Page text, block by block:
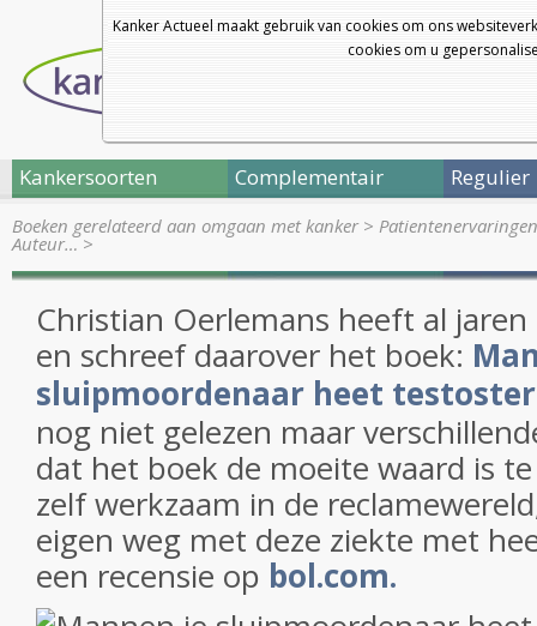
Kanker Actueel maakt gebruik van cookies om ons
cookies om u
Kankersoorten Complementair Regulier
Boeken gerelateerd aan omgaan met kanker>
Auteur…>
Christian Oerlemans heeft al jaren
en schreef daarover het boek:
sluipmoordenaar heet
nog niet gelezen maar
dat het boek de moeite waard is
zelf werkzaam in de
eigen weg met deze ziekte met
een recensie op bol.com.